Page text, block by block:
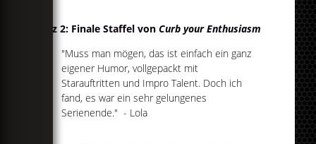
Platz 2: Finale Staffel vonCurb your Enthusiasm
"Muss man mögen, das ist einfach ein ganz
eigener Humor, vollgepackt mit
Starauftritten und Impro Talent. Doch ich
fand, es war ein sehr gelungenes
Serienende." - Lola